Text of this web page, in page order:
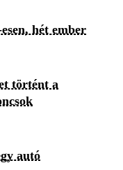
hét ember
történt a
autó